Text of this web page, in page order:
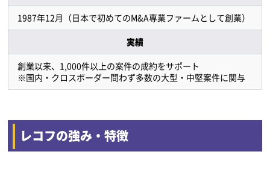
1987年12月（日本で初めてのM&A専業ファームとして創業）
実績
創業以来、1,000件以上の案件の成約をサポート
※国内・クロスボーダー問わず多数の大型・中堅案件に関与
レコフの強み・特徴